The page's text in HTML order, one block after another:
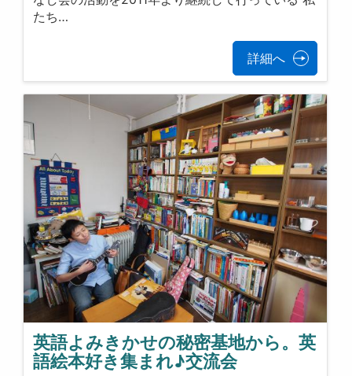
たち…
詳細へ
英語よみきかせの秘密基地から。英
語絵本好き集まれ♪交流会